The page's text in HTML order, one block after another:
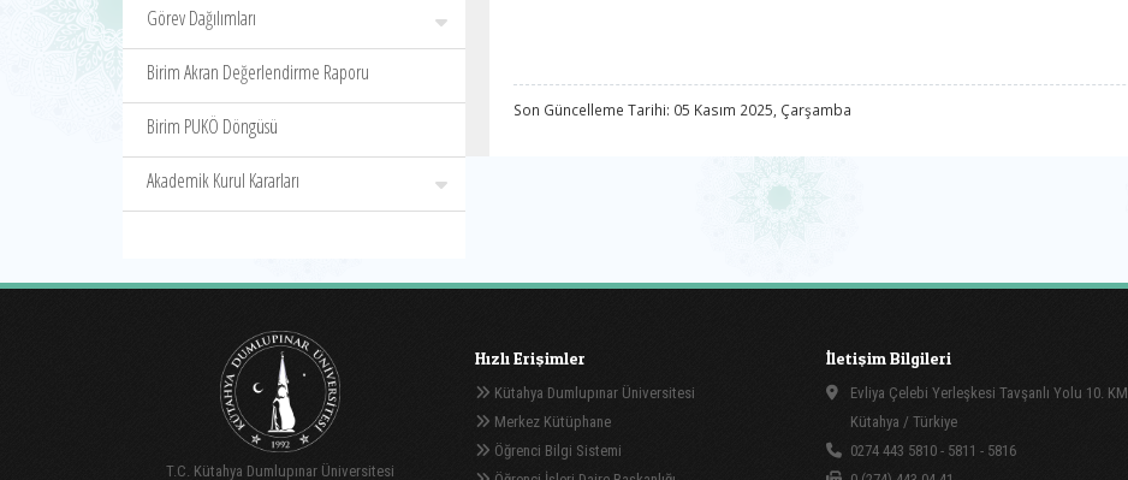
Görev Dağılımları
Birim Akran Değerlendirme Raporu
Birim PUKÖ Döngüsü
Akademik Kurul Kararları
Son Güncelleme Tarihi: 05 Kasım 2025, Çarşamba
T.C. Kütahya Dumlupınar Üniversitesi
Hızlı Erişimler
Kütahya Dumlupınar Üniversitesi
Merkez Kütüphane
Öğrenci Bilgi Sistemi
İletişim Bilgileri
Evliya Çelebi Yerleşkesi Tavşanlı Yolu 10. KM
Kütahya / Türkiye
0274 443 5810 - 5811 - 5816